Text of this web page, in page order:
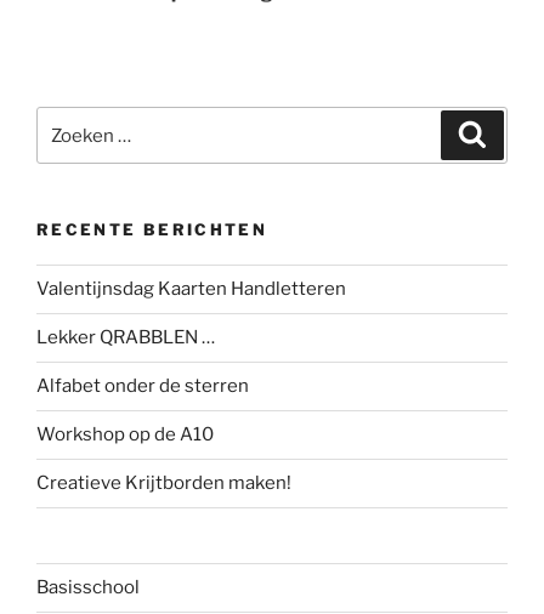
naar:
RECENTE BERICHTEN
Valentijnsdag Kaarten Handletteren
Lekker QRABBLEN …
Alfabet onder de sterren
Workshop op de A10
Creatieve Krijtborden maken!
Basisschool